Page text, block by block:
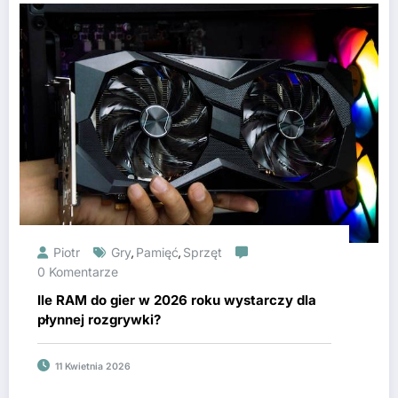
Piotr Gry, Pamięć, Sprzęt
0 Komentarze
Ile RAM do gier w 2026 roku wystarczy dla
płynnej rozgrywki?
11 Kwietnia 2026